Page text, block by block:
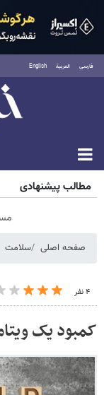
فارسی العربية English
مطالب پیشنهادی
صفحه اصلی سلامت
۴ نفر
کمبود یک ویتامین مهم